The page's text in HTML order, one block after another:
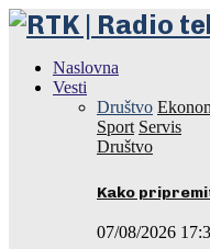
Naslovna
Vesti
Društvo
Sport Servis
Društvo
Kako
07/08/2026